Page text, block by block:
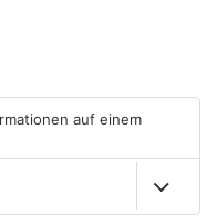
die zur Aufklärung